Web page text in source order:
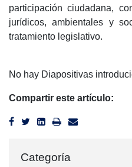
participación ciudadana,
jurídicos, ambientales y
tratamiento legislativo.
No hay Diapositivas
Compartir este artículo:
Categoría